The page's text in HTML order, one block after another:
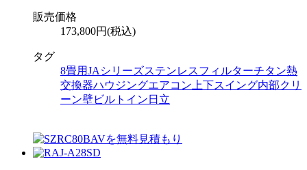
販売価格
173,800円(税込)
タグ
8畳用JAシリーズステンレスフィルターチタン熱
交換器ハウジングエアコン 上下スイング内部クリ
ーン壁ビルトイン 日立